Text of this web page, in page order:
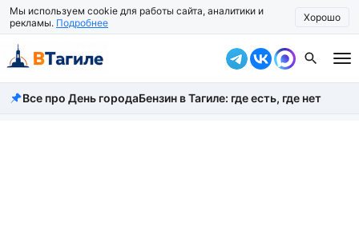
Мы используем cookie для работы сайта, аналитики и
рекламы. Подробнее Хорошо
Все новости
Все про День городаБензин в Тагиле: где есть, где нет